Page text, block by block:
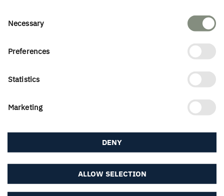
Consent
Necessary
Preferences
Statistics
Marketing
ALLOW SELECTION
DENY
kommunal investering i kunskap och trä när två orter ska
bli en!”
PUBLICERAD